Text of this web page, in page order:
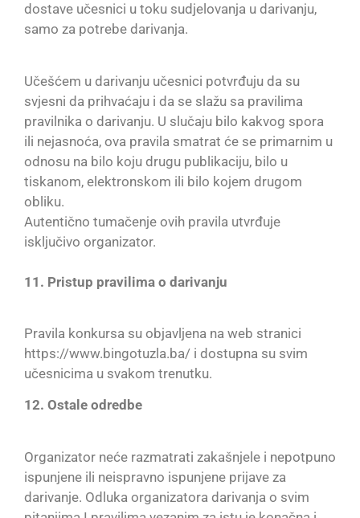
dostave učesnici u toku sudjelovanja u darivanju,
samo za potrebe darivanja.
Učešćem u darivanju učesnici potvrđuju da su
svjesni da prihvaćaju i da se slažu sa pravilima
pravilnika o darivanju. U slučaju bilo kakvog spora
ili nejasnoća, ova pravila smatrat će se primarnim u
odnosu na bilo koju drugu publikaciju, bilo u
tiskanom, elektronskom ili bilo kojem drugom
obliku.
Autentično tumačenje ovih pravila utvrđuje
isključivo organizator.
11. Pristup pravilima o darivanju
Pravila konkursa su objavljena na web stranici
https://www.bingotuzla.ba/ i dostupna su svim
učesnicima u svakom trenutku.
12. Ostale odredbe
Organizator neće razmatrati zakašnjele i nepotpuno
ispunjene ili neispravno ispunjene prijave za
darivanje. Odluka organizatora darivanja o svim